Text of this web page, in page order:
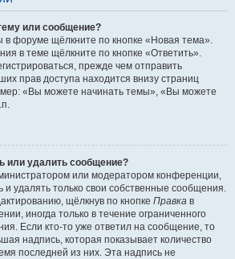
или сообщение?
в форуме щёлкните по кнопке «Новая тема».
в теме щёлкните по кнопке «Ответить».
прежде чем отправить
прав доступа находится внизу страниц
«Вы можете начинать темы», «Вы можете
или удалить сообщение?
или модератором конференции,
и удалять только свои собственные сообщения.
щёлкнув по кнопке Правка в
иногда только в течение ограниченного
Если кто-то уже ответил на сообщение, то
надпись, которая показывает количество
последней из них. Эта надпись не